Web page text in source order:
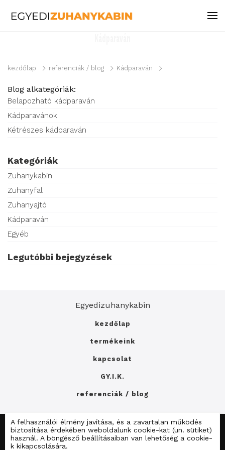
kezdőlap referenciák / blog Kádparaván
Blog alkategóriák:
Belapozható kádparaván
Kádparavánok
Kétrészes kádparaván
Kategóriák
Zuhanykabin
Zuhanyfal
Zuhanyajtó
Kádparaván
Egyéb
Legutóbbi bejegyzések
Egyedizuhanykabin
kezdőlap
termékeink
kapcsolat
GY.I.K.
referenciák / blog
E-mail: info@dualzuhany.hu
Telefon: +36202115151
Adatkezelési tájékoztató
A felhasználói élmény javítása, és a zavartalan működés
biztosítása érdekében weboldalunk cookie-kat (un. sütiket)
használ. A böngésző beállításaiban van lehetőség a cookie-
k kikapcsolására.